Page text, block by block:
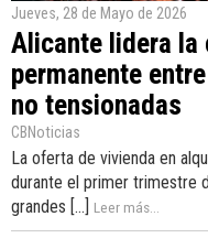
Jueves, 28 de Mayo de 2026
Alicante lidera
permanente
no tensionadas
CBNoticias
La oferta de vivienda en
durante el primer trimestre
grandes [...]
Leer más...